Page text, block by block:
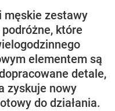
męskie zestawy
które
elementem są
detale,
zyskuje nowy
do działania.